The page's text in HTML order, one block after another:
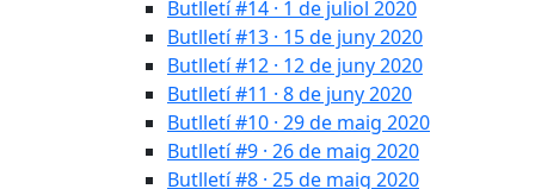
Butlletí #14 · 1 de juliol 2020
Butlletí #13 · 15 de juny 2020
Butlletí #12 · 12 de juny 2020
Butlletí #11 · 8 de juny 2020
Butlletí #10 · 29 de maig 2020
Butlletí #9 · 26 de maig 2020
Butlletí #8 · 25 de maig 2020